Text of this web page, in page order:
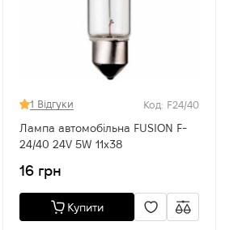
1 Відгуки Код: F24/40
Лампа автомобільна FUSION F-
24/40 24V 5W 11x38
16 грн
Купити